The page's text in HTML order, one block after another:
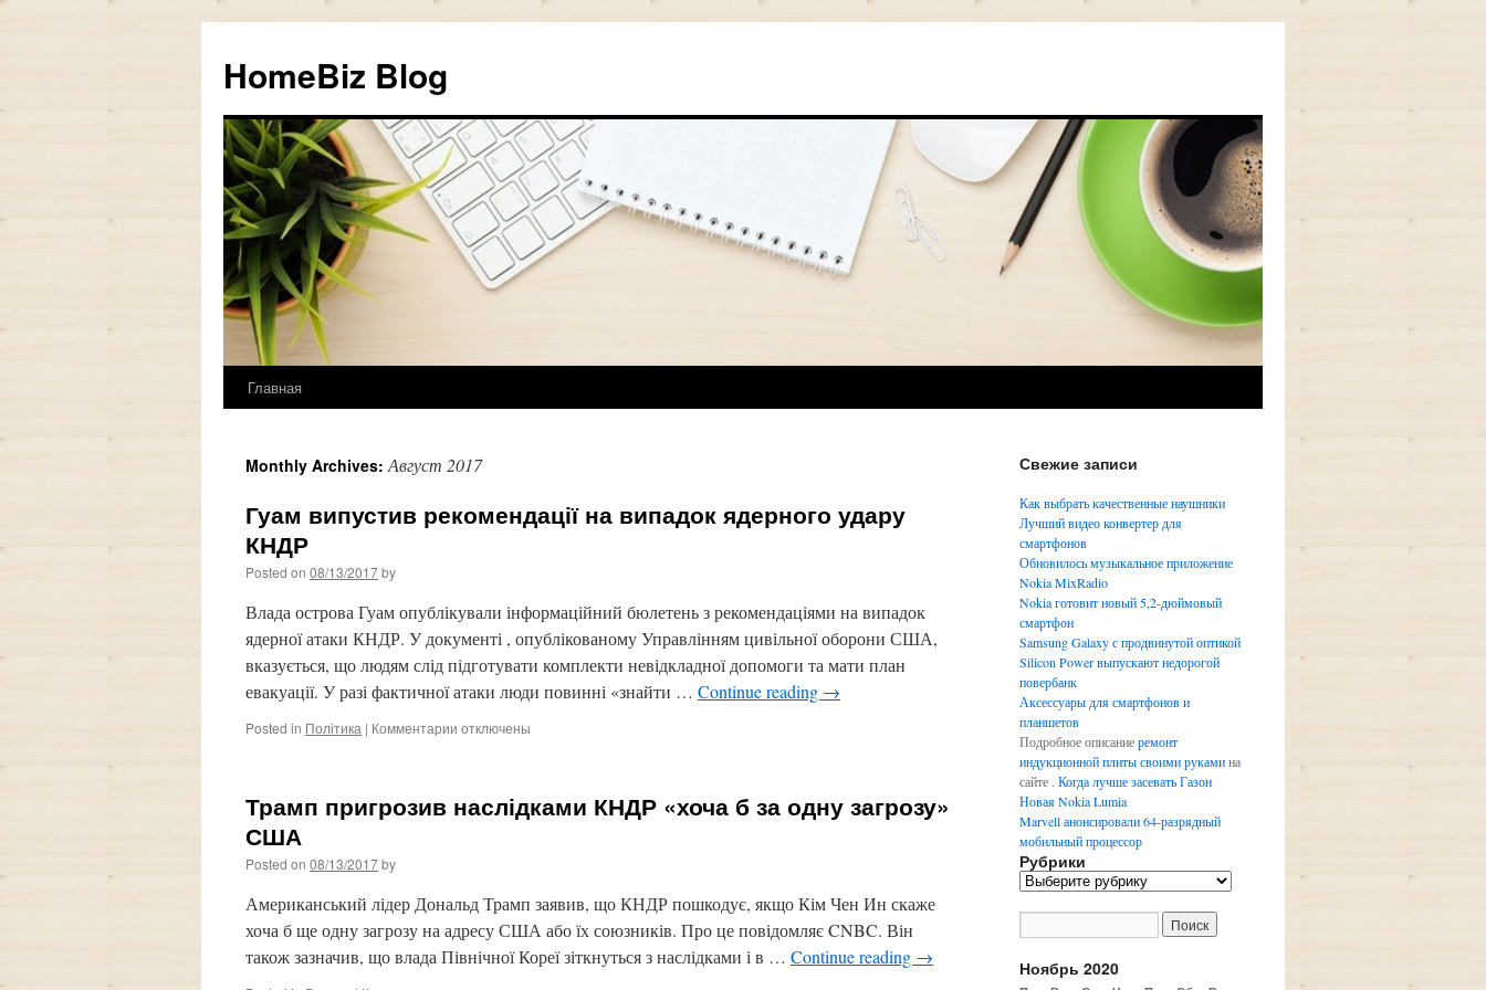
HomeBiz Blog
Skip
content
Главная
Monthly Archives:Август 2017
Гуам випустив рекомендації на випадок ядерного удару
КНДР
Posted on 08/13/2017by
Влада острова Гуам опублікували інформаційний бюлетень з рекомендаціями на випадок
ядерної атаки КНДР. У документі , опублікованому Управлінням цивільної оборони США,
вказується, що людям слід підготувати комплекти невідкладної допомоги та мати план
евакуації. У разі фактичної атаки люди повинні «знайти … Continue reading →
Posted in Політика | Комментарии к
рекомендації
КНДР
отключены
Трамп пригрозив наслідками КНДР «хоча б за одну загрозу»
США
Posted on 08/13/2017by
Американський лідер Дональд Трамп заявив, що КНДР пошкодує, якщо Кім Чен Ин скаже
хоча б ще одну загрозу на адресу США або їх союзників. Про це повідомляє CNBC. Він
також зазначив, що влада Північної Кореї зіткнуться з наслідками і в … Continue reading →
Свежие записи
Как выбрать качественные наушники
Лучший видео конвертер для
смартфонов
Обновилось музыкальное приложение
Nokia MixRadio
Nokia готовит новый 5,2-дюймовый
смартфон
Samsung Galaxy с продвинутой оптикой
Silicon Power выпускают недорогой
повербанк
Аксессуары для смартфонов и
планшетов
Подробное описаниеремонт
индукционной плиты своими рукамина
сайте . Когда лучше засевать Газон
Новая Nokia Lumia
Marvell анонсировали 64-разрядный
мобильный процессор
Рубрики
Р
р
и
к
Ноябрь 2020